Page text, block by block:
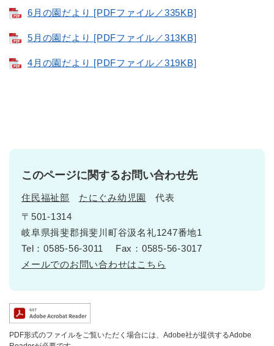
6月の園だより [PDFファイル／335KB]
5月の園だより [PDFファイル／313KB]
4月の園だより [PDFファイル／319KB]
このページに関するお問い合わせ先
住民福祉部 たにぐみ幼児園
代表
〒501-1314
岐阜県揖斐郡揖斐川町谷汲名礼1247番地1
Tel：0585-56-3011
Fax：0585-56-3017
メールでのお問い合わせはこちら
PDF形式のファイルをご覧いただく場合には、Adobe社が提供するAdobe